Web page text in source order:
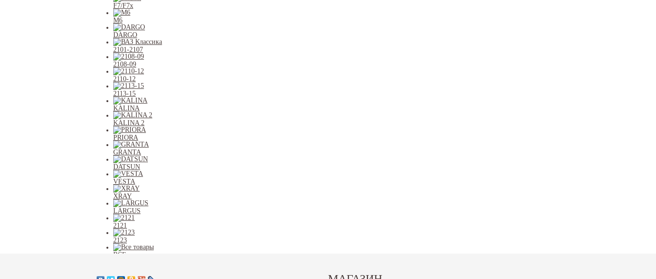
F7/F7x
M6
DARGO
2101-2107
2108-09
2110-12
2113-15
KALINA
KALINA 2
PRIORA
GRANTA
DATSUN
VESTA
XRAY
LARGUS
2121
2123
ВСЕ